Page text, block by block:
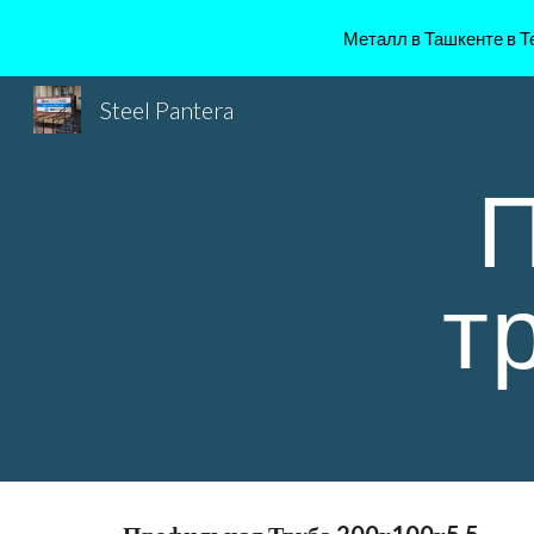
Металл в Ташкенте в
Steel Pantera